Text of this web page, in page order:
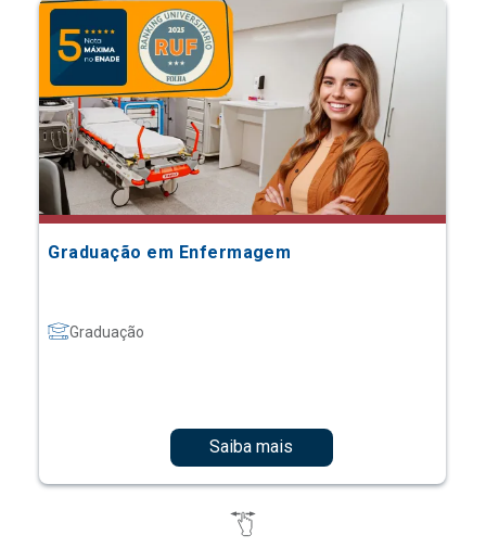
Graduação em Enfermagem
Graduação
Saiba mais